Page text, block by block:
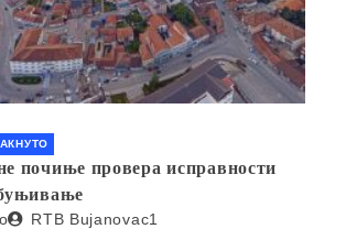
почиње провера исправности
RTB Bujanovac1